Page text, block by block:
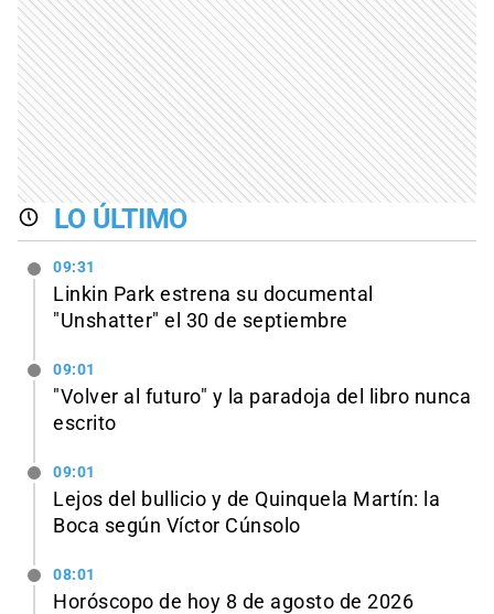
LO ÚLTIMO
09:31
Linkin Park estrena su documental
"Unshatter" el 30 de septiembre
09:01
"Volver al futuro" y la paradoja del libro nunca
escrito
09:01
Lejos del bullicio y de Quinquela Martín: la
Boca según Víctor Cúnsolo
08:01
Horóscopo de hoy 8 de agosto de 2026